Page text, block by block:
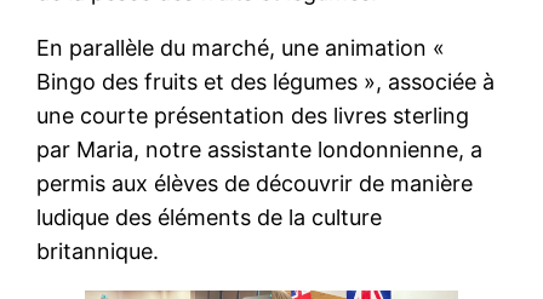
En parallèle du marché, une animation «
Bingo des fruits et des légumes », associée à
une courte présentation des livres sterling
par Maria, notre assistante londonnienne, a
permis aux élèves de découvrir de manière
ludique des éléments de la culture
britannique.